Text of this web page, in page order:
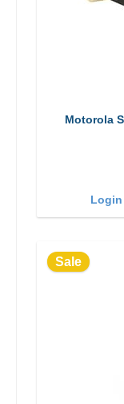
Motorola
Sale